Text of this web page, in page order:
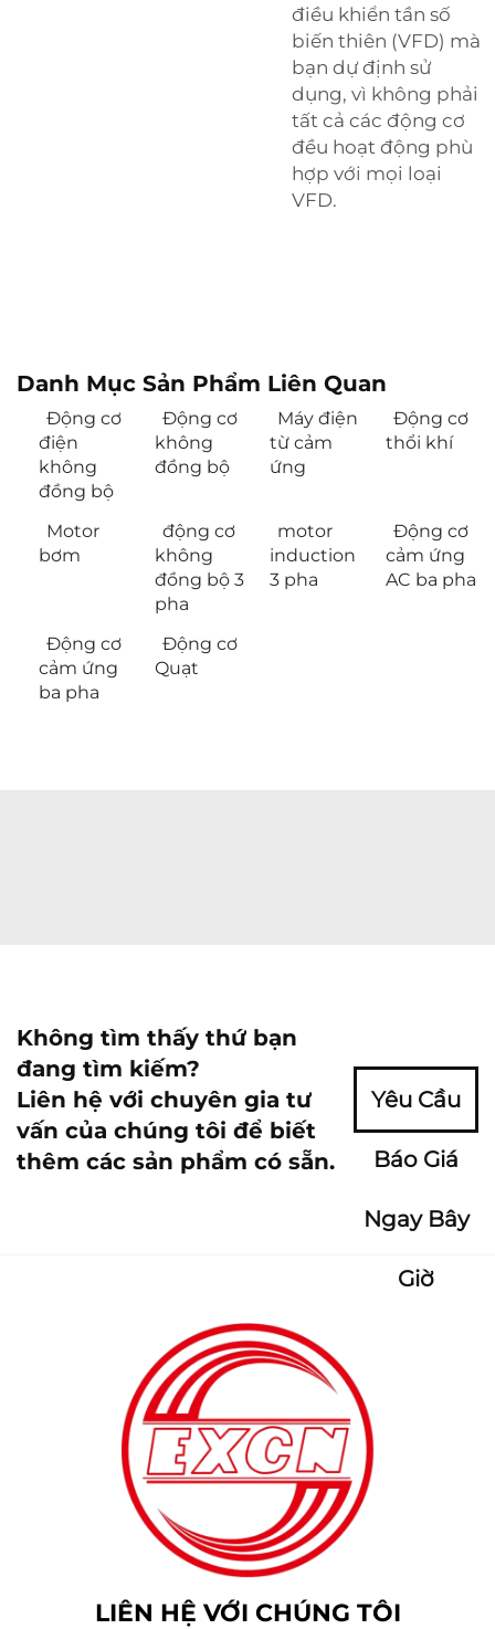
điều khiển tần số
biến thiên (VFD) mà
bạn dự định sử
dụng, vì không phải
tất cả các động cơ
đều hoạt động phù
hợp với mọi loại
VFD.
Danh Mục Sản Phẩm Liên Quan
Động cơ
điện
không
đồng bộ
Động cơ
không
đồng bộ
Máy điện
từ cảm
ứng
Động cơ
thổi khí
Motor
bơm
động cơ
không
đồng bộ 3
pha
motor
induction
3 pha
Động cơ
cảm ứng
AC ba pha
Động cơ
cảm ứng
ba pha
Động cơ
Quạt
Không tìm thấy thứ bạn
đang tìm kiếm?
Liên hệ với chuyên gia tư
vấn của chúng tôi để biết
thêm các sản phẩm có sẵn.
Yêu Cầu
Báo Giá
Ngay Bây
Giờ
LIÊN HỆ VỚI CHÚNG TÔI